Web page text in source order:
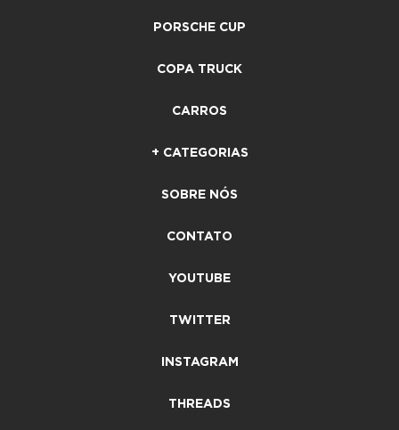
PORSCHE CUP
COPA TRUCK
CARROS
+ CATEGORIAS
SOBRE NÓS
CONTATO
YOUTUBE
TWITTER
INSTAGRAM
THREADS